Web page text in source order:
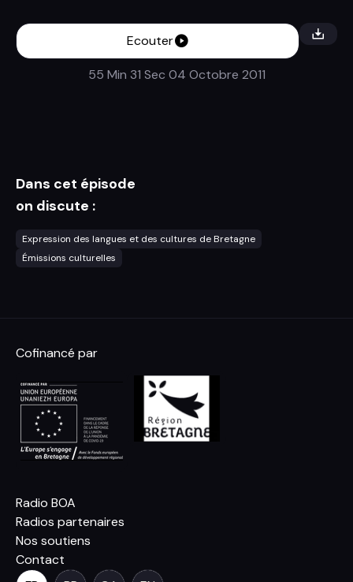
Ecouter
55 Min 31 Sec 04 Octobre 2011
Dans cet épisode
on discute :
Expression des langues et des cultures de Bretagne
Émissions culturelles
Cofinancé par
Radio BOA
Radios partenaires
Nos soutiens
Contact